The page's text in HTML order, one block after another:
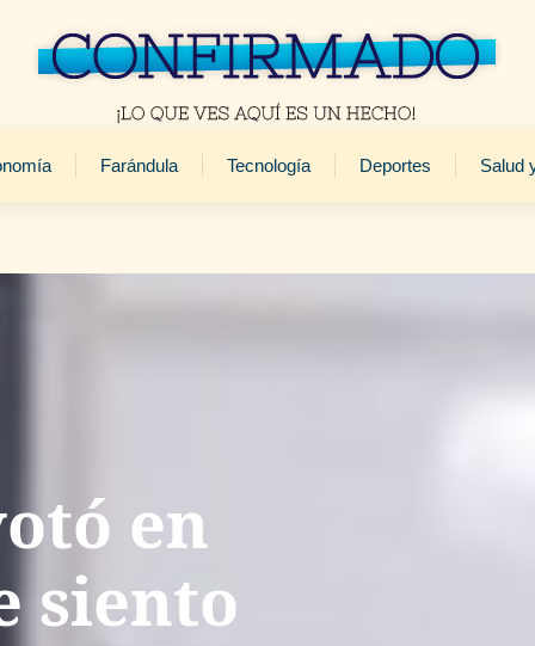
Farándula Tecnología Deportes Salud
en
siento